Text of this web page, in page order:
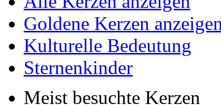
Goldene Kerzen
Kulturelle Bedeutung
Sternenkinder
Meist besuchte Kerzen